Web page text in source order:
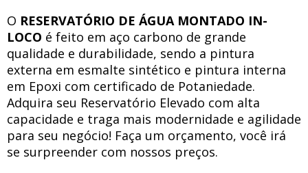
O RESERVATÓRIO DE ÁGUA MONTADO IN-
LOCO é feito em aço carbono de grande
qualidade e durabilidade, sendo a pintura
externa em esmalte sintético e pintura interna
em Epoxi com certificado de Potaniedade.
Adquira seu Reservatório Elevado com alta
capacidade e traga mais modernidade e agilidade
para seu negócio! Faça um orçamento, você irá
se surpreender com nossos preços.